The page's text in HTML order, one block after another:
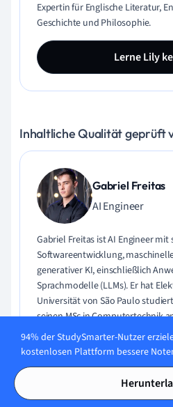
Expertin für Englische Literatur,
Geschichte und Philosophie.
Lerne Lily
Inhaltliche Qualität geprüft
Gabriel Freitas
AI Engineer
Gabriel Freitas ist AI Engineer
Softwareentwicklung,
generativer KI, einschließlich
Sprachmodelle (LLMs). Er hat
Universität von São Paulo
seinen MSc in Computertechnik
Campinas mit Schwerpunkt auf
Gabriel hat einen starken
Embedded AI und LLM-
94% der StudySmarter-Nutzer
kostenlosen Plattform bessere